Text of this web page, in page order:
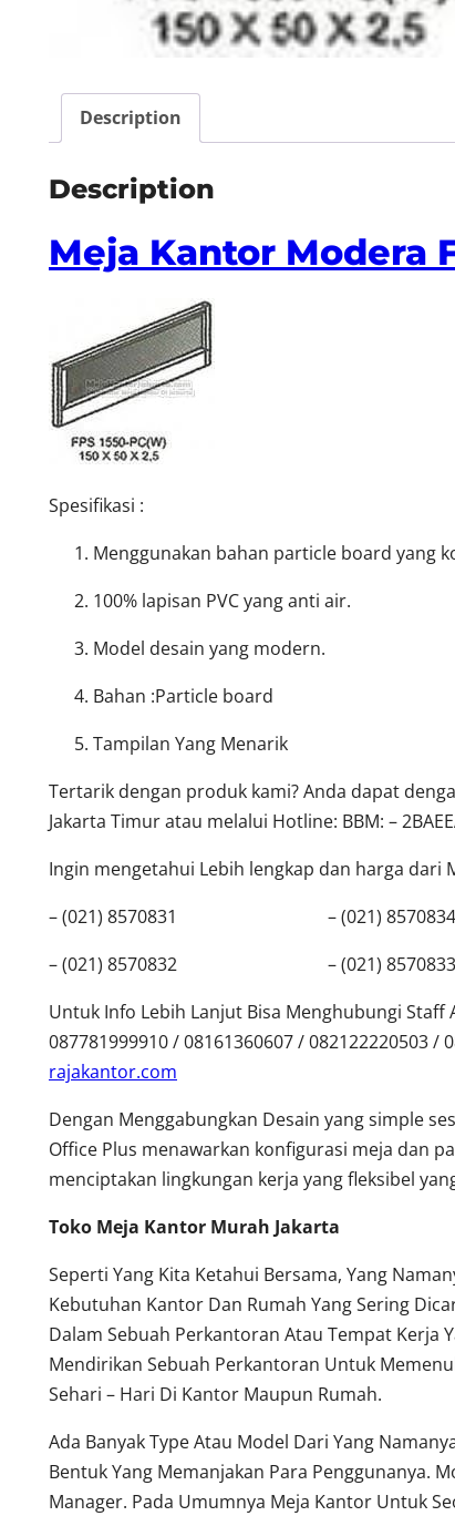
Description
Description
Meja Kantor Modera
Spesifikasi :
Menggunakan bahan particle board yang
100% lapisan PVC yang anti air.
Model desain yang modern.
Bahan :Particle board
Tampilan Yang Menarik
Tertarik dengan produk kami? Anda dapat
Jakarta Timur atau melalui Hotline: BBM: –
Ingin mengetahui Lebih lengkap dan harga dari
– (021) 8570831 – (021) 8570834
– (021) 8570832 – (021) 8570833
Untuk Info Lebih Lanjut Bisa Menghubungi
087781999910 / 08161360607 / 082122220503 /
rajakantor.com
Dengan Menggabungkan Desain yang simple
Office Plus menawarkan konfigurasi meja dan
menciptakan lingkungan kerja yang fleksibel
Toko Meja Kantor Murah Jakarta
Seperti Yang Kita Ketahui Bersama, Yang
Kebutuhan Kantor Dan Rumah Yang Sering
Dalam Sebuah Perkantoran Atau Tempat Kerja
Mendirikan Sebuah Perkantoran Untuk
Sehari – Hari Di Kantor Maupun Rumah.
Ada Banyak Type Atau Model Dari Yang
Bentuk Yang Memanjakan Para Penggunanya.
Manager. Pada Umumnya Meja Kantor Untuk